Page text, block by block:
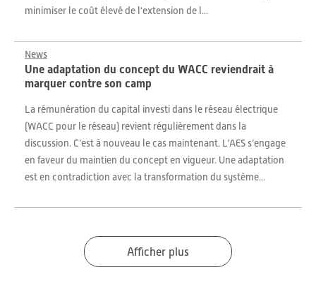
minimiser le coût élevé de l'extension de l...
News
Une adaptation du concept du WACC reviendrait à
marquer contre son camp
La rémunération du capital investi dans le réseau électrique
(WACC pour le réseau) revient régulièrement dans la
discussion. C’est à nouveau le cas maintenant. L’AES s’engage
en faveur du maintien du concept en vigueur. Une adaptation
est en contradiction avec la transformation du système...
Afficher plus